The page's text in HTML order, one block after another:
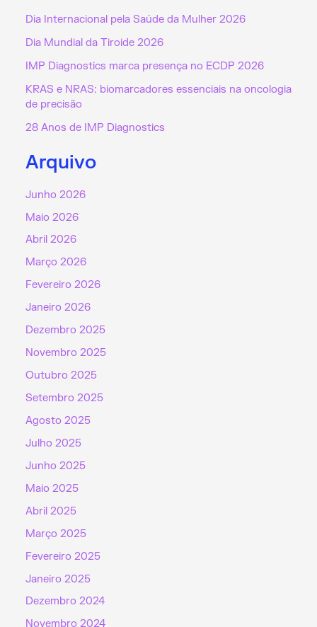
Dia Internacional pela Saúde da Mulher 2026
Dia Mundial da Tiroide 2026
IMP Diagnostics marca presença no ECDP 2026
KRAS e NRAS: biomarcadores essenciais na oncologia
de precisão
28 Anos de IMP Diagnostics
Arquivo
Junho 2026
Maio 2026
Abril 2026
Março 2026
Fevereiro 2026
Janeiro 2026
Dezembro 2025
Novembro 2025
Outubro 2025
Setembro 2025
Agosto 2025
Julho 2025
Junho 2025
Maio 2025
Abril 2025
Março 2025
Fevereiro 2025
Janeiro 2025
Dezembro 2024
Novembro 2024